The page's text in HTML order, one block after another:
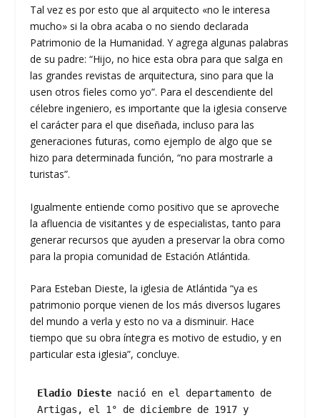
Tal vez es por esto que al arquitecto «no le interesa
mucho» si la obra acaba o no siendo declarada
Patrimonio de la Humanidad. Y agrega algunas palabras
de su padre: “Hijo, no hice esta obra para que salga en
las grandes revistas de arquitectura, sino para que la
usen otros fieles como yo”. Para el descendiente del
célebre ingeniero, es importante que la iglesia conserve
el carácter para el que diseñada, incluso para las
generaciones futuras, como ejemplo de algo que se
hizo para determinada función, “no para mostrarle a
turistas”.
Igualmente entiende como positivo que se aproveche
la afluencia de visitantes y de especialistas, tanto para
generar recursos que ayuden a preservar la obra como
para la propia comunidad de Estación Atlántida.
Para Esteban Dieste, la iglesia de Atlántida “ya es
patrimonio porque vienen de los más diversos lugares
del mundo a verla y esto no va a disminuir. Hace
tiempo que su obra íntegra es motivo de estudio, y en
particular esta iglesia”, concluye.
Eladio Dieste nació en el departamento de
Artigas, el 1° de diciembre de 1917 y